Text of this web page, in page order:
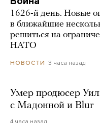
1626-й день. Новые
в ближайшие
решиться на
НАТО
НОВОСТИ 3 часа назад
Умер продюсер
с Мадонной и Blur